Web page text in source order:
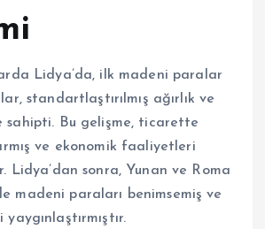
Lidya’da, ilk madeni paralar
standartlaştırılmış ağırlık ve
sahipti. Bu gelişme, ticarette
ve ekonomik faaliyetleri
Lidya’dan sonra, Yunan ve Roma
madeni paraları benimsemiş ve